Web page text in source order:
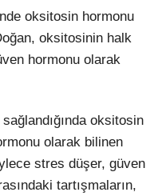
oksitosin hormonu
oksitosinin halk
hormonu olarak
oksitosin
olarak bilinen
stres düşer, güven
tartışmaların,